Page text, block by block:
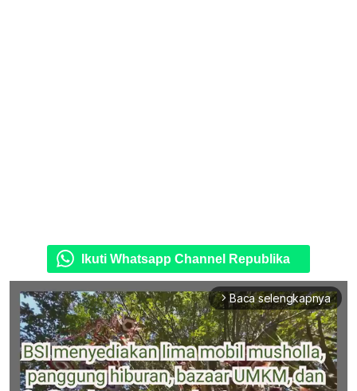
Ikuti Whatsapp Channel Republika
arrow_forward_ios Baca selengkapnya